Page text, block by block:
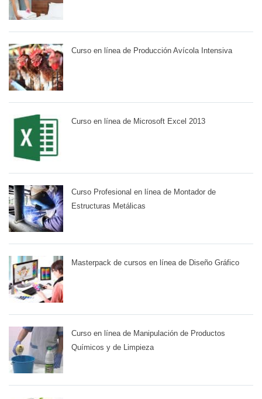
Curso en línea de Producción Avícola Intensiva
Curso en línea de Microsoft Excel 2013
Curso Profesional en línea de Montador de
Estructuras Metálicas
Masterpack de cursos en línea de Diseño Gráfico
Curso en línea de Manipulación de Productos
Químicos y de Limpieza